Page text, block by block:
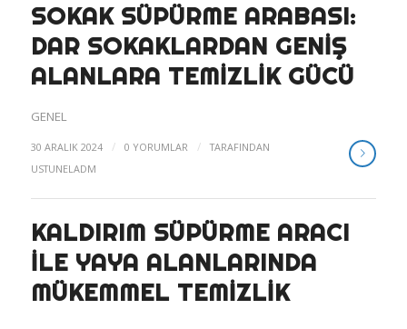
SOKAK SÜPÜRME ARABASI:
DAR SOKAKLARDAN GENIŞ
ALANLARA TEMIZLIK GÜCÜ
GENEL
30 ARALIK 2024 / 0 YORUMLAR /
TARAFINDAN
USTUNELADM
KALDIRIM SÜPÜRME ARACI
ILE YAYA ALANLARINDA
MÜKEMMEL TEMIZLIK